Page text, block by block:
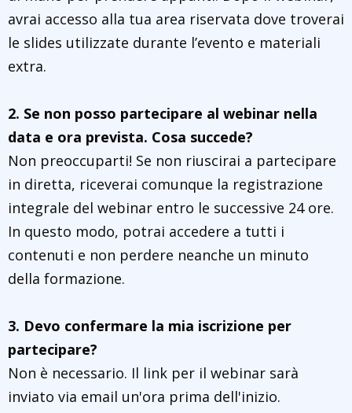
avrai accesso alla tua area riservata dove troverai
le slides utilizzate durante l’evento e materiali
extra.
2. Se non posso partecipare al webinar nella
data e ora prevista. Cosa succede?
Non preoccuparti! Se non riuscirai a partecipare
in diretta, riceverai comunque la registrazione
integrale del webinar entro le successive 24 ore.
In questo modo, potrai accedere a tutti i
contenuti e non perdere neanche un minuto
della formazione.
3. Devo confermare la mia iscrizione per
partecipare?
Non è necessario. Il link per il webinar sarà
inviato via email un'ora prima dell'inizio.